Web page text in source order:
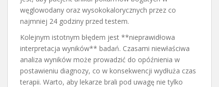
węglowodany oraz wysokokalorycznych przez co
najmniej 24 godziny przed testem.
Kolejnym istotnym błędem jest **nieprawidłowa
interpretacja wyników** badań. Czasami niewłaściwa
analiza wyników może prowadzić do opóźnienia w
postawieniu diagnozy, co w konsekwencji wydłuża czas
terapii. Warto, aby lekarze brali pod uwagę nie tylko